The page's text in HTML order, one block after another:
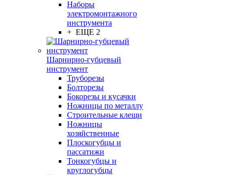
Наборы
электромонтажного
инструмента
+ ЕЩЕ 2
Шарнирно-губцевый
инструмент
Труборезы
Болторезы
Бокорезы и кусачки
Ножницы по металлу
Строительные клещи
Ножницы
хозяйственные
Плоскогубцы и
пассатижи
Тонкогубцы и
круглогубцы